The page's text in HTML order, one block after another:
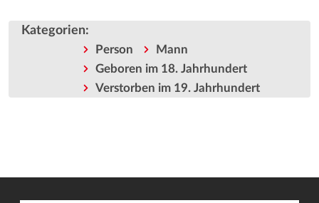
Kategorien:
Person
Mann
Geboren im 18. Jahrhundert
Verstorben im 19. Jahrhundert